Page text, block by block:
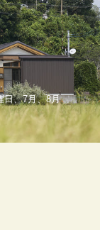
日、7月、8月